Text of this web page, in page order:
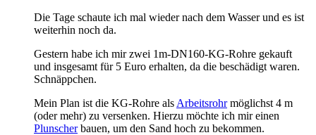
Die Tage schaute ich mal wieder nach dem Wasser und es ist
weiterhin noch da.
Gestern habe ich mir zwei 1m-DN160-KG-Rohre gekauft
und insgesamt für 5 Euro erhalten, da die beschädigt waren.
Schnäppchen.
Mein Plan ist die KG-Rohre als Arbeitsrohrmöglichst 4 m
(oder mehr) zu versenken. Hierzu möchte ich mir einen
Plunscherbauen, um den Sand hoch zu bekommen.